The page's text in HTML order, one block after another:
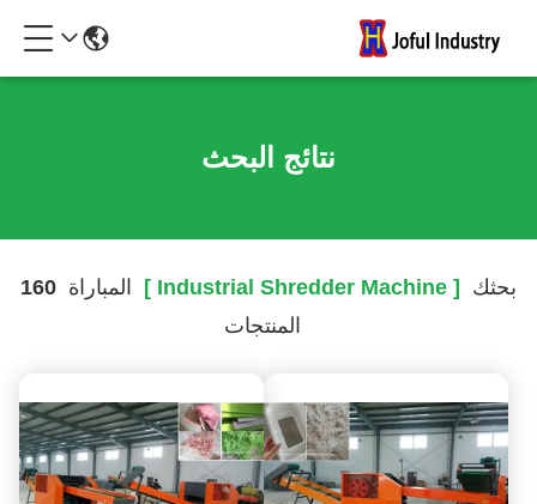
نتائج البحث
بحثك [ Industrial Shredder Machine ] المباراة 160
المنتجات